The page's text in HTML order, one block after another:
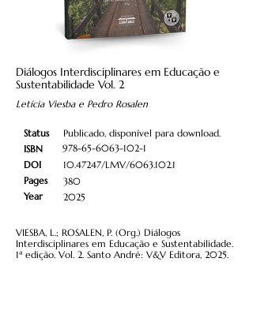
Diálogos Interdisciplinares em Educação e
Sustentabilidade Vol. 2
Letícia Viesba e Pedro Rosalen
Status
ISBN
DOI
Pages
Year
Publicado, disponível para download.
978-65-6063-102-1
10.47247/LMV/6063.102.1
380
2025
VIESBA, L.; ROSALEN, P. (Org.) Diálogos
Interdisciplinares em Educação e Sustentabilidade.
1ª edição. Vol. 2. Santo André: V&V Editora, 2025.